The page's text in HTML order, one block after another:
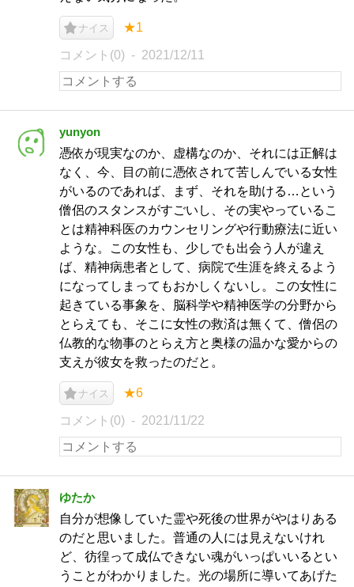
ナイス ★1
コメント(0) 2021/12/11
yunyon
憑依が現実なのか、虚構なのか、それには正解は
なく、今、目の前に憑依されて苦しんでいる女性
がいるのであれば、まず、それを助ける…という
僧侶のスタンスがすごいし、その実やっているこ
とは精神科医のカウンセリングや行動療法に近い
ような。この女性も、少しでも出会う人が違え
ば、精神病患者として、病院で生涯を終えるよう
になってしまってもおかしくないし。この女性に
起きている事象を、脳科学や精神医学の分野から
とらえても、そこに女性の救済は無くて、僧侶の
仏教的な物事のとらえ方と奥様の温かな愛からの
支えが彼女を救ったのだと。
ナイス ★6
コメント(0) 2021/11/22
ゆたか
自分が想像していた霊や死後の世界がやはりある
のだと思いました。普通の人には見えないけれ
ど、彷徨って成仏できない魂がいっぱいいるとい
うことがわかりました。光の場所に導いてあげた